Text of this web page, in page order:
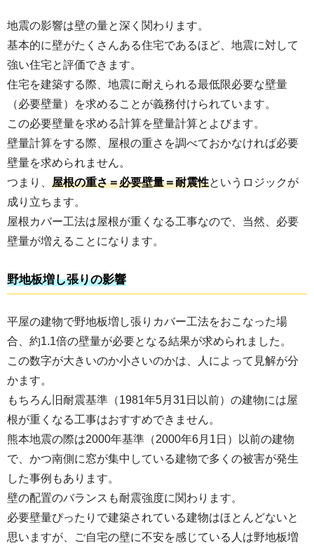
地震の影響は壁の量と深く関わります。
基本的に壁がたくさんある住宅であるほど、地震に対して
強い住宅と評価できます。
住宅を建築する際、地震に耐えられる最低限必要な壁量
（必要壁量）を求めることが義務付けられています。
この必要壁量を求める計算を壁量計算とよびます。
壁量計算をする際、屋根の重さを調べておかなければ必要
壁量を求められません。
つまり、 屋根の重さ＝必要壁量＝耐震性というロジックが
成り立ちます。
屋根カバー工法は屋根が重くなる工事なので、当然、必要
壁量が増えることになります。
野地板増し張りの影響
平屋の建物で野地板増し張りカバー工法をおこなった場
合、約1.1倍の壁量が必要となる結果が求められました。
この数字が大きいのか小さいのかは、人によって見解が分
かます。
もちろん旧耐震基準（1981年5月31日以前）の建物には屋
根が重くなる工事はおすすめできません。
熊本地震の際は2000年基準（2000年6月1日）以前の建物
で、かつ南側に窓が集中している建物で多くの被害が発生
した事例もあります。
壁の配置のバランスも耐震強度に関わります。
必要壁量ぴったりで建築されている建物はほとんどないと
思いますが、ご自宅の壁に不安を感じている人は野地板増